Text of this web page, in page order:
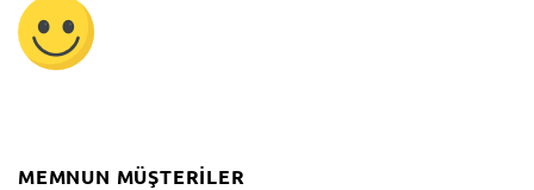
MEMNUN MÜŞTERILER